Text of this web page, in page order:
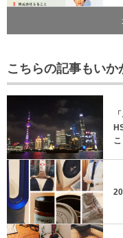
こちらの記事もいか
こ